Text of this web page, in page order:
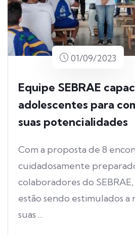
01/09/2023
Equipe SEBRAE
adolescentes para
suas potencialidades
Com a proposta de 8
cuidadosamente
colaboradores do SEBRAE,
estão sendo estimulados
suas ...